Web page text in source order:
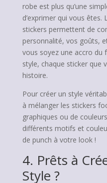
robe est plus qu’une
d’exprimer qui vous
stickers permettent de
personnalité, vos goûts,
vous soyez une accro
style, chaque sticker que
histoire.
Pour créer un style
à mélanger les stickers
graphiques ou de
différents motifs et
de punch à votre look !
4. Prêts à
Style ?